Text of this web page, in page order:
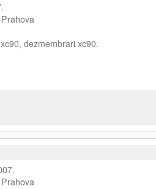
dezmembrari xc90.